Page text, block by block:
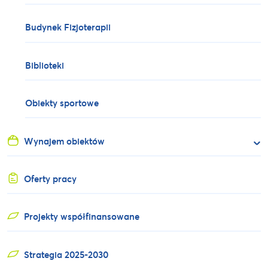
Budynek Fizjoterapii
Biblioteki
Obiekty sportowe
Wynajem obiektów
Oferty pracy
Projekty współfinansowane
Strategia 2025-2030